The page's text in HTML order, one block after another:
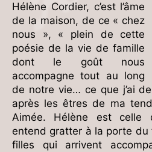
Hélène Cordier, c’est l’âme
de la maison, de ce « chez
nous », « plein de cette
poésie de la vie de famille
dont le goût nous
accompagne tout au long
de notre vie… ce que j’ai
après les êtres de ma
Aimée. Hélène est celle
entend gratter à la porte du
filles qui arrivent